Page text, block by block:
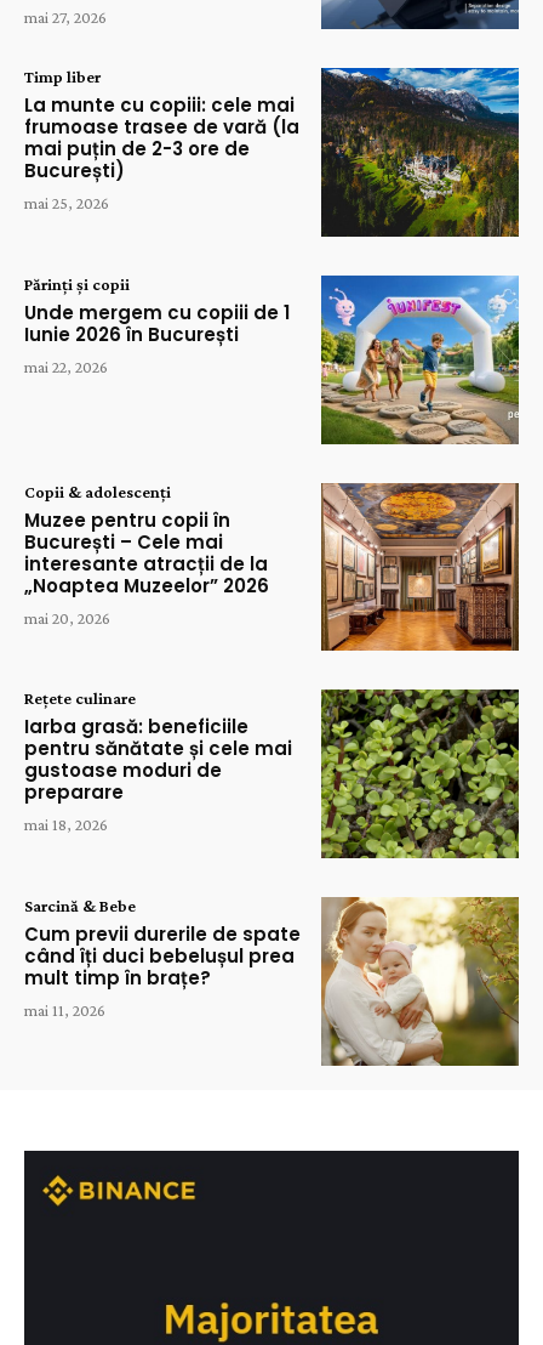
mai 27, 2026
Timp liber
La munte cu copiii: cele mai
frumoase trasee de vară (la
mai puțin de 2-3 ore de
București)
mai 25, 2026
Părinți și copii
Unde mergem cu copiii de 1
Iunie 2026 în București
mai 22, 2026
Copii & adolescenți
Muzee pentru copii în
București – Cele mai
interesante atracții de la
„Noaptea Muzeelor” 2026
mai 20, 2026
Rețete culinare
Iarba grasă: beneficiile
pentru sănătate și cele mai
gustoase moduri de
preparare
mai 18, 2026
Sarcină & Bebe
Cum previi durerile de spate
când îți duci bebelușul prea
mult timp în brațe?
mai 11, 2026